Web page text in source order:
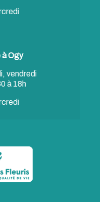
à Ogy
vendredi
à 18h